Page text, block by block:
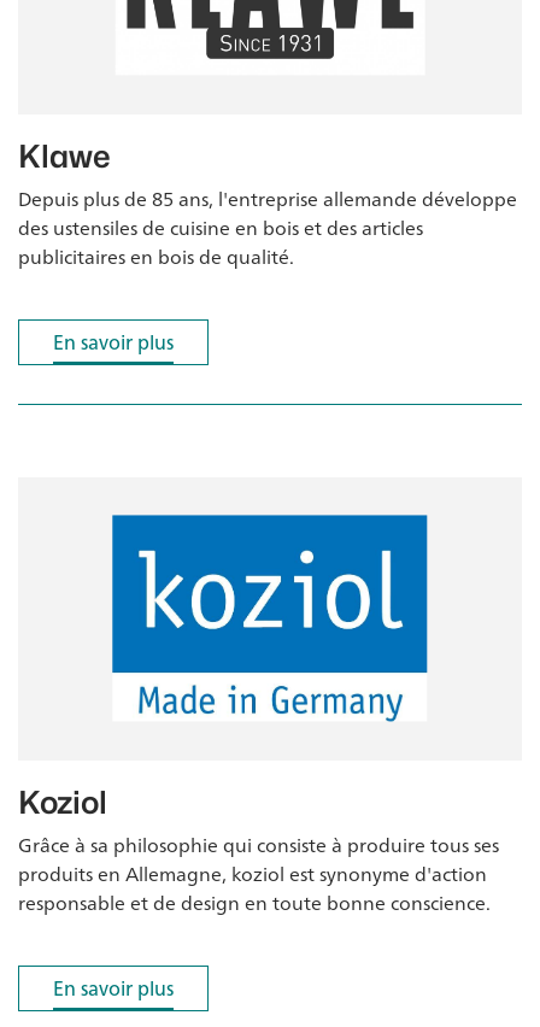
Klawe
Depuis plus de 85 ans, l'entreprise allemande développe
des ustensiles de cuisine en bois et des articles
publicitaires en bois de qualité.
En savoir plus
En savoir plus
Koziol
Grâce à sa philosophie qui consiste à produire tous ses
produits en Allemagne, koziol est synonyme d'action
responsable et de design en toute bonne conscience.
En savoir plus
En savoir plus